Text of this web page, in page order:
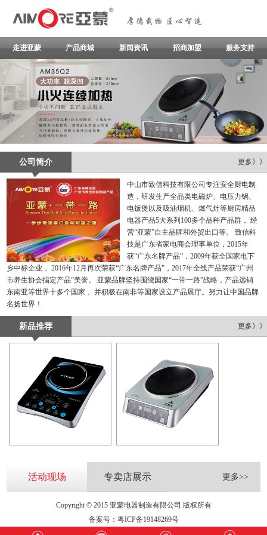
走进亚蒙 产品商城 新闻资讯 招商加盟 服务支持
公司简介 更多》》
中山市致信科技有限公司专注安全厨电制
造，研发生产全品类电磁炉、电压力锅、
电饭煲以及吸油烟机、燃气灶等厨房精品
电器产品5大系列100多个品种产品群， 经
营“亚蒙”自主品牌和外贸出口等。 致信科
技是广东省家电商会理事单位，2015年
获“广东名牌产品”，2009年获全国家电下
乡中标企业， 2016年12月再次荣获“广东名牌产品”，2017年全线产品荣获“广州
市养生协会指定产品”美誉。 亚蒙品牌坚持围绕国家“一带一路”战略，产品远销
东南亚等世界十多个国家， 并积极在南非等国家设立产品展厅。努力让中国品牌
名扬世界！
新品推荐 更多》》
活动现场 专卖店展示 更多>>
Copyright © 2015 亚蒙电器制造有限公司 版权所有
备案号： 粤ICP备19148269号